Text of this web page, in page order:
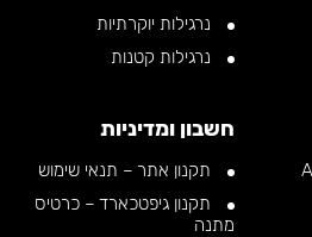
נרגילות יוקרתיות
נרגילות קטנות
חשבון ומדיניות
תקנון אתר – תנאי שימוש
תקנון גיפטכארד – כרטיס
מתנה